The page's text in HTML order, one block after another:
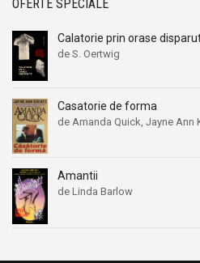
OFERTE SPECIALE
Calatorie prin orase
de S. Oertwig
Casatorie de forma
de Amanda Quick, Jayne Ann
Amantii
de Linda Barlow